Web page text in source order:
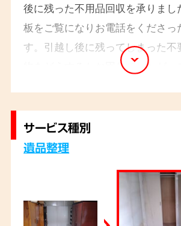
後に残った不用品回収を承りまし
板をご覧になりお電話をくださっ
す。引越し後に残ってしまった
物をどうするかお困りでしたが、
サービス種別
遺品整理